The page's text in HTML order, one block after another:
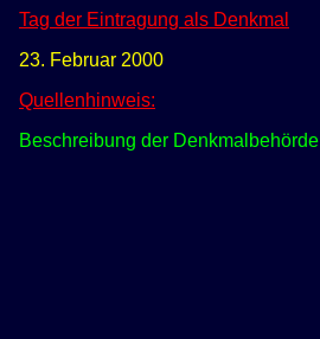
Tag der Eintragung als Denkmal
23. Februar 2000
Quellenhinweis:
Beschreibung der Denkmalbehörde